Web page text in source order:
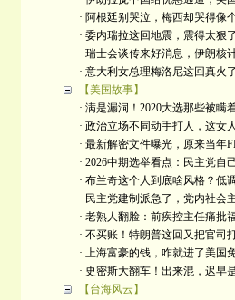
· 阿根廷别哭泣，梅西却哭得像
· 委内瑞拉这回地震，震得太狠
· 瑞士会谈传来好消息，伊朗核
· 意大利女总理梅洛尼这回真火了
【美国故事】
· 满是漏洞！2020大选那些被瞒
· 政治立场不同动手打人，这女
· 最新解密文件曝光，原来当年
· 2026中期选举看点：民主党自
· 布兰奇这个人到底啥风格？低调
· 民主党建制派急了，党内社会
· 老熟人翻脸：前疾控主任痛批
· 不买账！特朗普这回又把官司
· 上海富豪的钱，咋就进了美国
· 史密斯大翻车！出来混，迟早
【台海风云】